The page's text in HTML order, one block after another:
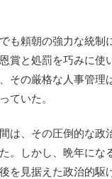
も頼朝の強力な統制
賞と処罰を巧みに使
その厳格な人事管理
ていた。
は、その圧倒的な政
。しかし、晩年にな
を見据えた政治的駆